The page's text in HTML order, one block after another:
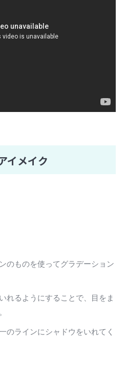
イメイク
のものを使ってグラデーション
れるようにすることで、目をま
のラインにシャドウをいれてく